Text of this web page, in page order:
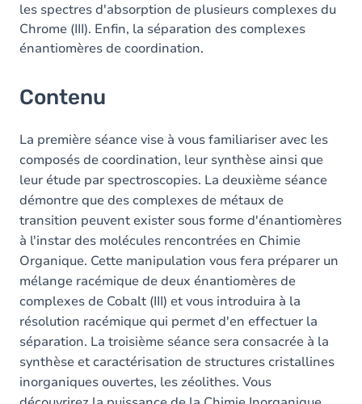
les spectres d'absorption de plusieurs complexes du
Chrome (III). Enfin, la séparation des complexes
énantiomères de coordination.
Contenu
La première séance vise à vous familiariser avec les
composés de coordination, leur synthèse ainsi que
leur étude par spectroscopies. La deuxième séance
démontre que des complexes de métaux de
transition peuvent exister sous forme d'énantiomères
à l'instar des molécules rencontrées en Chimie
Organique. Cette manipulation vous fera préparer un
mélange racémique de deux énantiomères de
complexes de Cobalt (III) et vous introduira à la
résolution racémique qui permet d'en effectuer la
séparation. La troisième séance sera consacrée à la
synthèse et caractérisation de structures cristallines
inorganiques ouvertes, les zéolithes. Vous